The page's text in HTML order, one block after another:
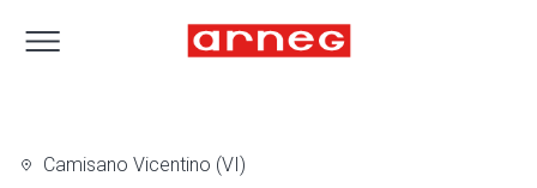
Camisano Vicentino (VI)